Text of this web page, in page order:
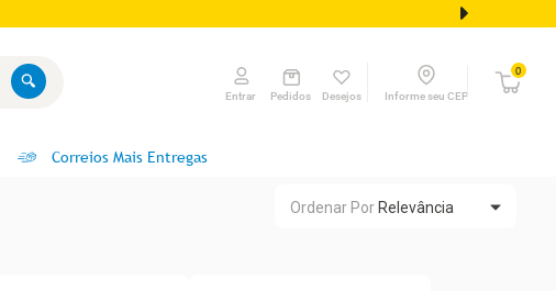
Entrar Pedidos Desejos Informe seu CEP
0
Correios Mais Entregas
Ordenar Por Relevância